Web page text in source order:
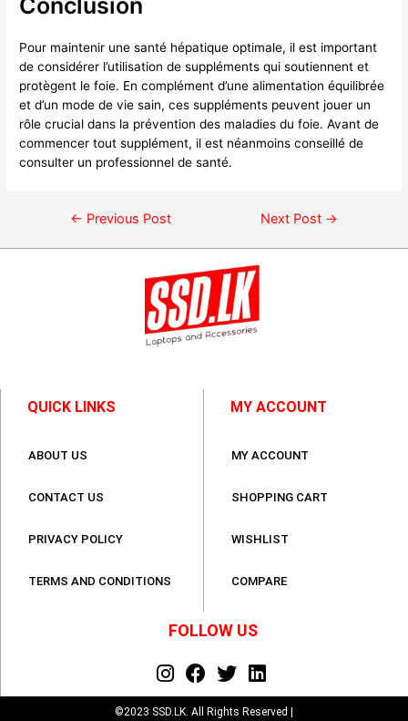
Conclusion
Pour maintenir une santé hépatique optimale, il est important
de considérer l’utilisation de suppléments qui soutiennent et
protègent le foie. En complément d’une alimentation équilibrée
et d’un mode de vie sain, ces suppléments peuvent jouer un
rôle crucial dans la prévention des maladies du foie. Avant de
commencer tout supplément, il est néanmoins conseillé de
consulter un professionnel de santé.
← Previous Post Next Post →
QUICK LINKS
ABOUT US
CONTACT US
PRIVACY POLICY
TERMS AND CONDITIONS
MY ACCOUNT
MY ACCOUNT
SHOPPING CART
WISHLIST
COMPARE
FOLLOW US
©2023 SSD.LK. All Rights Reserved |